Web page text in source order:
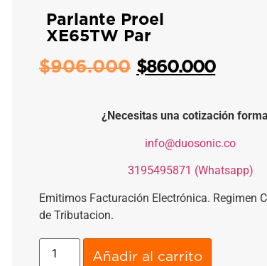
Parlante Proel
XE65TW Par
$906.000 $860.000
¿Necesitas una cotización
info@duosonic.co
3195495871 (Whatsapp)
Emitimos Facturación Electrónica. Regimen
de Tributacion.
Añadir al carrito